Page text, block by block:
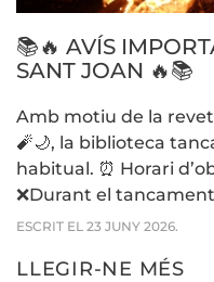
📚🔥 AVÍS
SANT JOAN 🔥📚
Amb motiu de la
🧨🌙, la biblioteca
habitual. ⏰ Horari
❌Durant el
ESCRIT EL 23 JUNY 2026.
LLEGIR-NE MÉS